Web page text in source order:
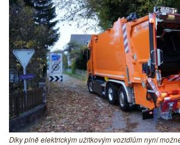
Díky plně elektrickým užitkovým vozidlům nyní